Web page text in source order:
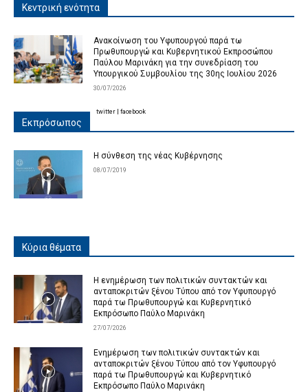
Κεντρική ενότητα
Ανακοίνωση του Υφυπουργού παρά τω
Πρωθυπουργώ και Κυβερνητικού Εκπροσώπου
Παύλου Μαρινάκη για την συνεδρίαση του
Υπουργικού Συμβουλίου της 30ης Ιουλίου 2026
30/07/2026
Εκπρόσωπος
Η σύνθεση της νέας Κυβέρνησης
08/07/2019
twitter facebook
Κύρια θέματα
Η ενημέρωση των πολιτικών συντακτών και
ανταποκριτών ξένου Τύπου από τον Υφυπουργό
παρά τω Πρωθυπουργώ και Κυβερνητικό
Εκπρόσωπο Παύλο Μαρινάκη
27/07/2026
Ενημέρωση των πολιτικών συντακτών και
ανταποκριτών ξένου Τύπου από τον Υφυπουργό
παρά τω Πρωθυπουργώ και Κυβερνητικό
Εκπρόσωπο Παύλο Μαρινάκη